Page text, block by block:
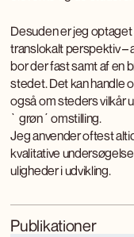
Desuden er jeg
translokalt perspektiv –
bor der fast samt af en
stedet. Det kan handle
også om steders vilkår
`grøn´ omstilling.
Jeg anvender oftest
kvalitative
uligheder i udvikling.
Publikationer